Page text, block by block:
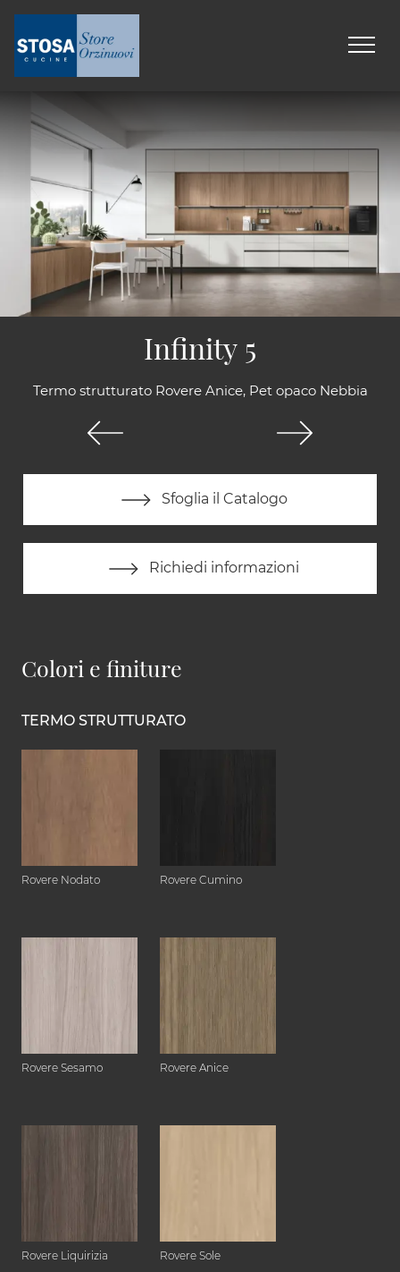
Termo strutturato Rovere Anice, Pet opaco Nebbia
Sfoglia il Catalogo
Richiedi informazioni
Infinity 5
Colori e finiture
TERMO STRUTTURATO
Rovere Nodato Rovere Cumino
Rovere Sesamo Rovere Anice
Rovere Liquirizia Rovere Sole